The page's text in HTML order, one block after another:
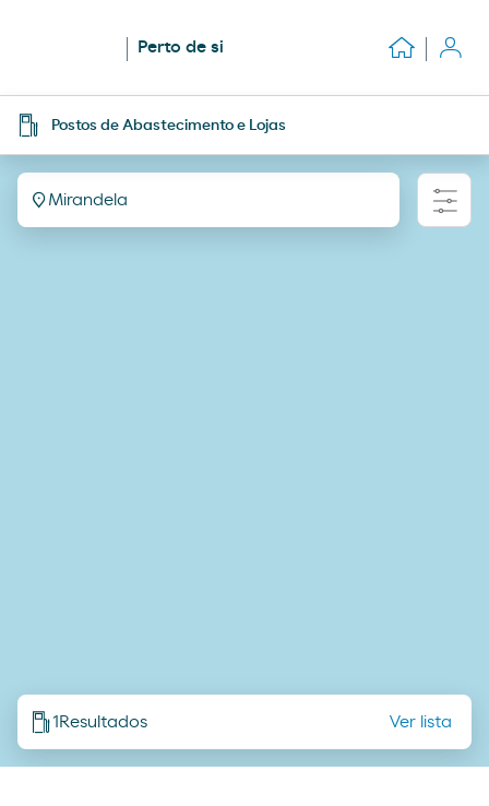
Perto de si
Postos de Abastecimento e Lojas
Mirandela
1Resultados Ver lista